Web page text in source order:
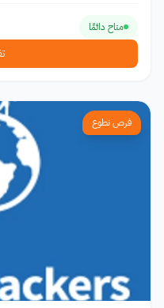
متاح دائمًا
فرص تطوع